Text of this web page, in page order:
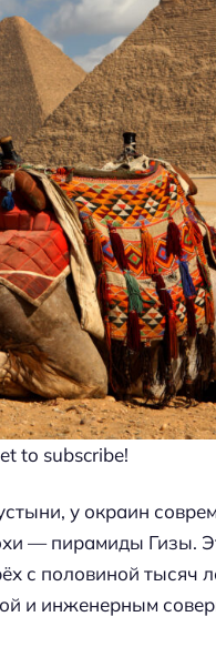
to subscribe!
у окраин
— пирамиды Гизы.
с половиной тысяч
и инженерным